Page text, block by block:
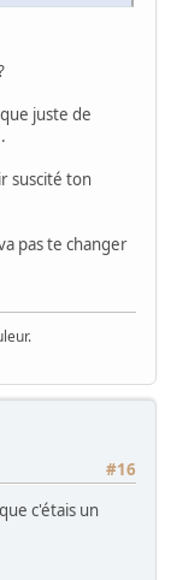
juste de
suscité ton
pas te changer
#16
c'étais un